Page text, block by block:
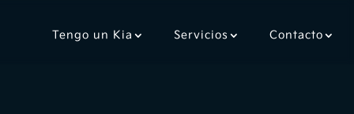
Tengo un Kia Servicios Contacto